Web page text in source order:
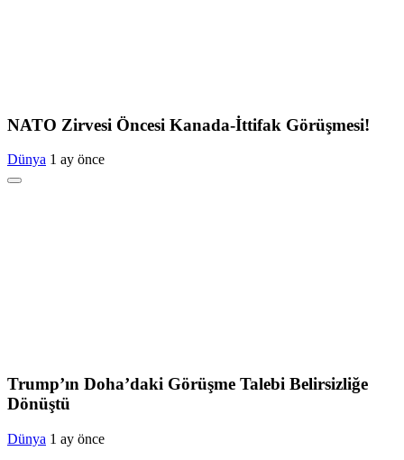
NATO Zirvesi Öncesi Kanada-İttifak Görüşmesi!
Dünya 1 ay önce
Trump’ın Doha’daki Görüşme Talebi Belirsizliğe
Dönüştü
Dünya 1 ay önce